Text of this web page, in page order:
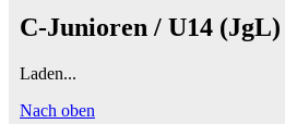
C-Junioren / U14
Laden...
Nach oben